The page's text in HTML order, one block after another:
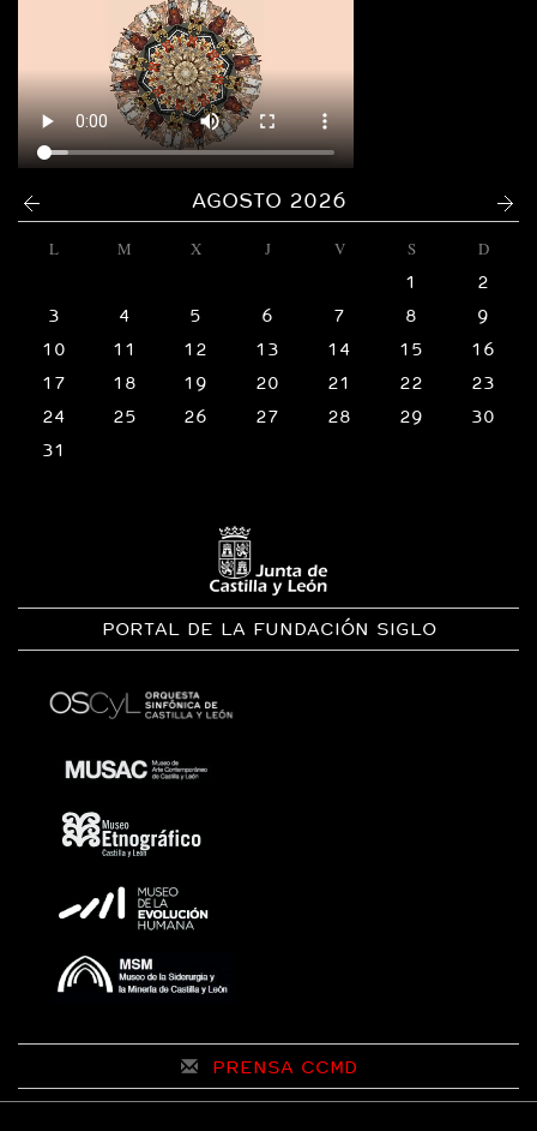
AGOSTO 2026
L M X J V S
D
1
2
3
4 5 6 7 8
9
10
11 12 13 14 15
16
17
18 19 20 21 22
23
24
25 26 27 28 29
30
31
PORTAL DE LA FUNDACIÓN SIGLO
PRENSA CCMD